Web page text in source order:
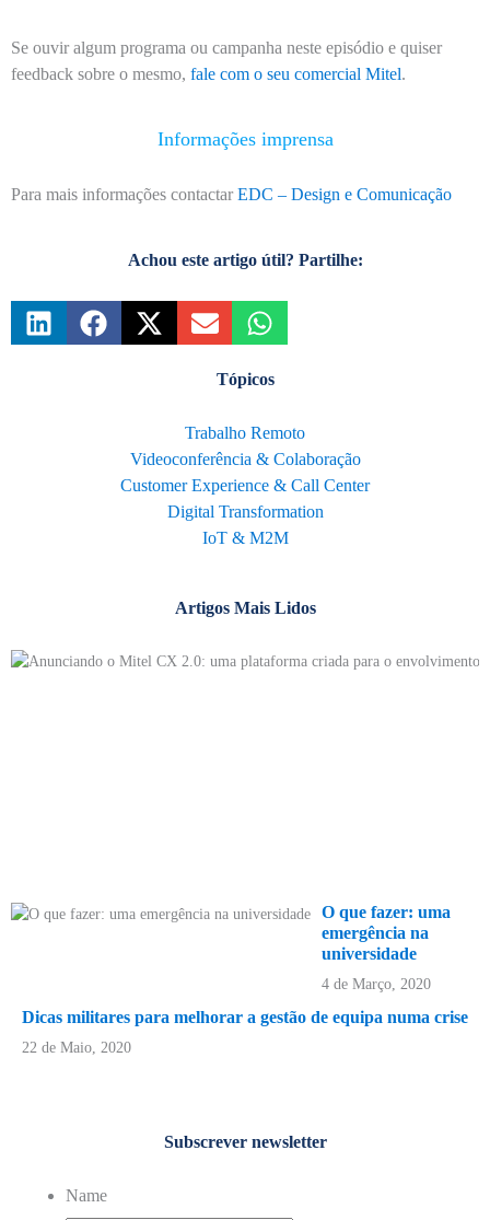
Se ouvir algum programa ou campanha neste episódio e quiser
feedback sobre o mesmo, fale com o seu comercial Mitel.
Informações imprensa
Para mais informações contactar EDC – Design e Comunicação
Achou este artigo útil? Partilhe:
Tópicos
Trabalho Remoto
Videoconferência & Colaboração
Customer Experience & Call Center
Digital Transformation
IoT & M2M
Artigos Mais Lidos
O que fazer: uma
emergência na
universidade
4 de Março, 2020
Dicas militares para melhorar a gestão de equipa numa crise
22 de Maio, 2020
Subscrever newsletter
Name